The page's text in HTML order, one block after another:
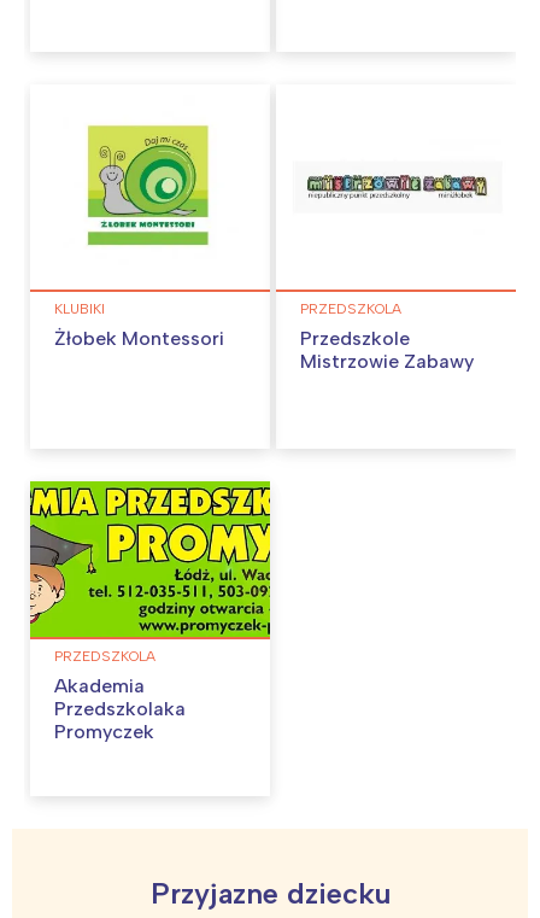
KLUBIKI
Żłobek Montessori
PRZEDSZKOLA
Przedszkole
Mistrzowie Zabawy
PRZEDSZKOLA
Akademia
Przedszkolaka
Promyczek
Przyjazne dziecku
tego regionu: